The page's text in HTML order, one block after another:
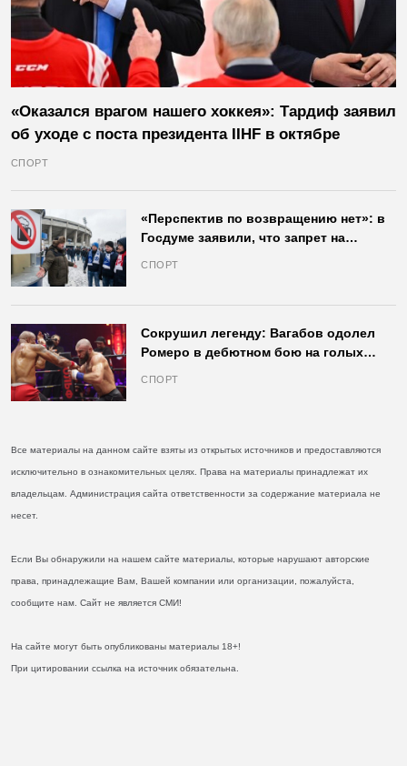
«Оказался врагом нашего хоккея»: Тардиф заявил
об уходе с поста президента IIHF в октябре
СПОРТ
«Перспектив по возвращению нет»: в
Госдуме заявили, что запрет на
СПОРТ
Сокрушил легенду: Вагабов одолел
Ромеро в дебютном бою на голых
СПОРТ
Все материалы на данном сайте взяты из открытых источников и предоставляются
исключительно в ознакомительных целях. Права на материалы принадлежат их
владельцам. Администрация сайта ответственности за содержание материала не
несет.
Если Вы обнаружили на нашем сайте материалы, которые нарушают авторские
права, принадлежащие Вам, Вашей компании или организации, пожалуйста,
сообщите нам. Сайт не является СМИ!
На сайте могут быть опубликованы материалы 18+!
При цитировании ссылка на источник обязательна.